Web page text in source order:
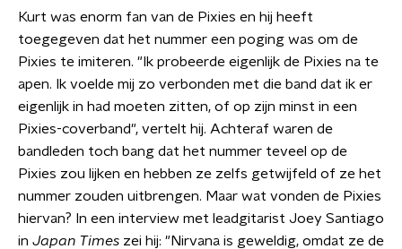
Kurt was enorm fan van de Pixies en hij heeft
toegegeven dat het nummer een poging was om de
Pixies te imiteren. "Ik probeerde eigenlijk de Pixies na te
apen. Ik voelde mij zo verbonden met die band dat ik er
eigenlijk in had moeten zitten, of op zijn minst in een
Pixies-coverband", vertelt hij. Achteraf waren de
bandleden toch bang dat het nummer teveel op de
Pixies zou lijken en hebben ze zelfs getwijfeld of ze het
nummer zouden uitbrengen. Maar wat vonden de Pixies
hiervan? In een interview met leadgitarist Joey Santiago
in Japan Times zei hij: "Nirvana is geweldig, omdat ze de